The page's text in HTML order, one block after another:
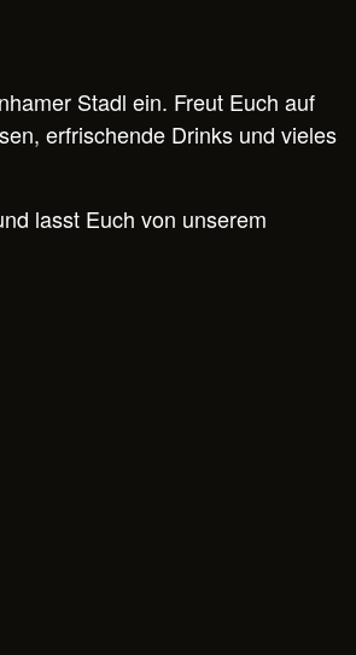
Stadl ein. Freut Euch auf
erfrischende Drinks und vieles
lasst Euch von unserem